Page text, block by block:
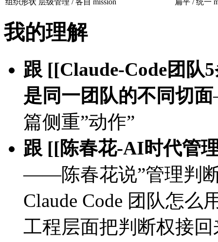
组织形状 层级管理 / 各自 mission 扁平 / 统一
我的理解
跟 [[Claude-Code团队
是同一团队的不同切面
篇侧重”动作”
跟 [[陈春花-AI时代管
——陈春花说”管理判
Claude Code 团队怎么
工程层面把判断权接回